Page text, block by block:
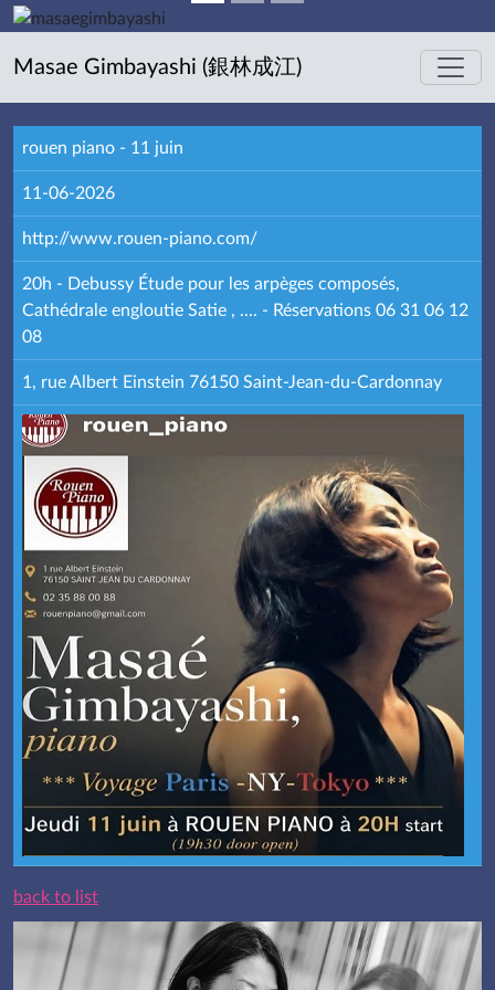
Masae Gimbayashi (銀林成江)
rouen piano - 11 juin
11-06-2026
http://www.rouen-piano.com/
20h - Debussy Étude pour les arpèges composés,
Cathédrale engloutie Satie , .... - Réservations 06 31 06 12
08
1, rue Albert Einstein 76150 Saint-Jean-du-Cardonnay
back to list